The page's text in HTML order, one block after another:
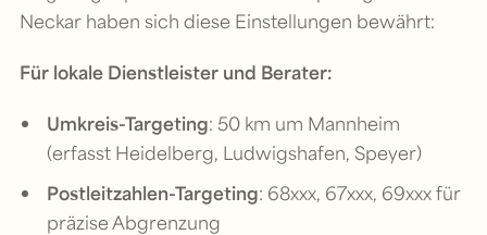
Neckar haben sich diese Einstellungen bewährt:
Für lokale Dienstleister und Berater:
Umkreis-Targeting: 50 km um Mannheim
(erfasst Heidelberg, Ludwigshafen, Speyer)
Postleitzahlen-Targeting: 68xxx, 67xxx, 69xxx für
präzise Abgrenzung